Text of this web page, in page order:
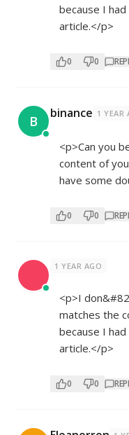
because I
article.</p>
0 0
B binance 1 YEAR
<p>Can you
content of
have some
0 0
1 YEAR AGO
<p>I
matches the
because I
article.</p>
0 0